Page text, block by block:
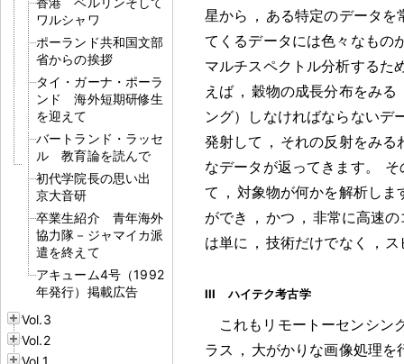
ワルシャワ
ポーランド共和国文部
省からの挨拶
タイ・ガーナ・ポーラ
ンド 海外短期研修生
を迎えて
バートランド・ラッセ
ル 教育論を読んで
初代学院長の思い出
京大音研
卒業生紹介 青年海外
協力隊－ジャマイカ派
遣を終えて
アキューム4号（1992
年発行）掲載広告
Vol.3
Vol.2
Vol.1
星から ， ある特定のデータを
てくるデータには色々なもの
マルチスペクトル分析するた
えば ， 穀物の成長分布をみる
ング）しなければならないデ
発射して ， それの反射をみる
なデータが返ってきます。
そ
て ， 対象物が何かを解析しま
ができ ， かつ ， 非常に高速
は単に ， 技術だけでなく ，
III ハイテク考古学
これもリモートーセンシン
ラス ， 大がかりな画像処理を